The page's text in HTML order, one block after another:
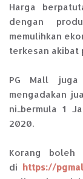
Harga
dengan
memulihkan
terkesan akibat
PG Mall
mengadakan
ni..bermula 1
2020.
Korang boleh
di https://